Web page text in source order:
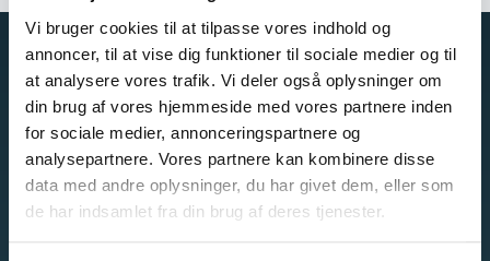
Vi bruger cookies til at tilpasse vores indhold og
annoncer, til at vise dig funktioner til sociale medier og til
at analysere vores trafik. Vi deler også oplysninger om
din brug af vores hjemmeside med vores partnere inden
for sociale medier, annonceringspartnere og
analysepartnere. Vores partnere kan kombinere disse
data med andre oplysninger, du har givet dem, eller som
de har indsamlet fra din brug af deres tjenester.
KONTAKT INFORMATION
Svanemøllevej 77, 2900 Hellerup
Orla Lehmannsgade 1A, 7100 Vejle
C.A. Olesens Gade 4, 9000 Aalborg